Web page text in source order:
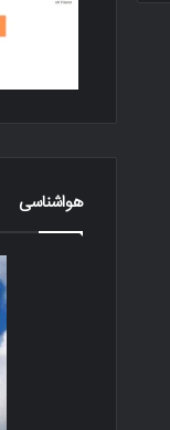
هواشناسی